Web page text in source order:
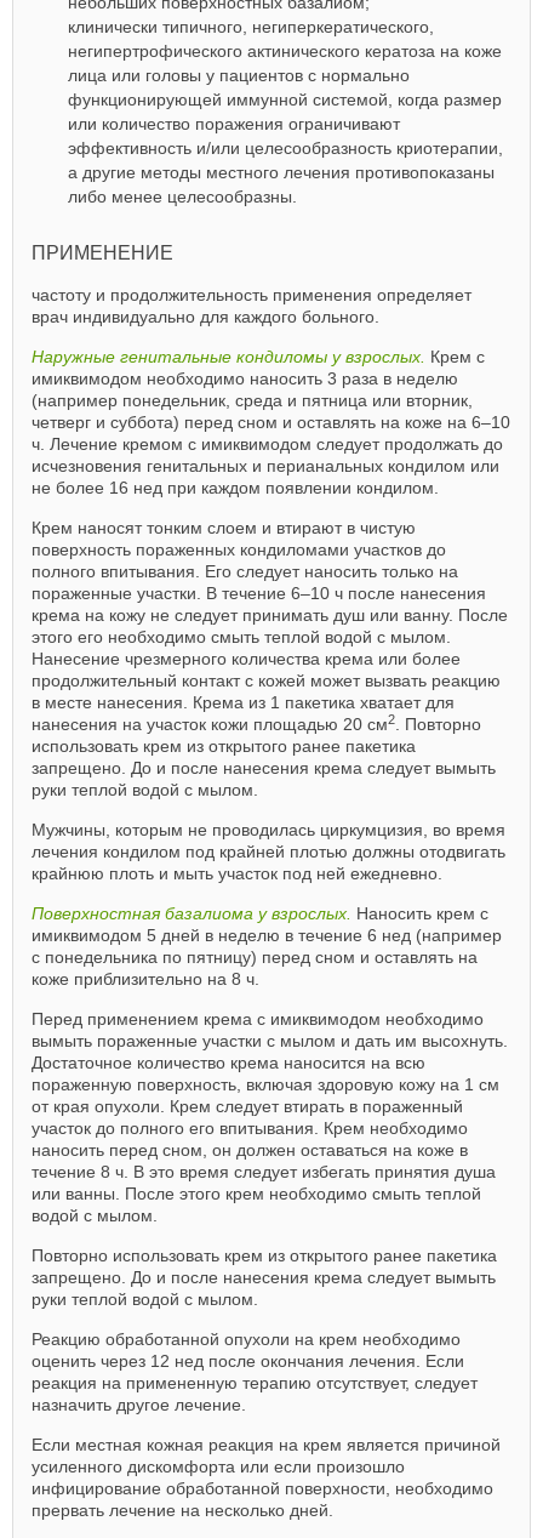
клинически типичного, негиперкератического,
негипертрофического актинического кератоза на коже
лица или головы у пациентов с нормально
функционирующей иммунной системой, когда размер
или количество поражения ограничивают
эффективность и/или целесообразность криотерапии,
а другие методы местного лечения противопоказаны
либо менее целесообразны.
ПРИМЕНЕНИЕ
частоту и продолжительность применения определяет
врач индивидуально для каждого больного.
Наружные генитальные кондиломы у взрослых. Крем с
имиквимодом необходимо наносить 3 раза в неделю
(например понедельник, среда и пятница или вторник,
четверг и суббота) перед сном и оставлять на коже на 6–10
ч. Лечение кремом с имиквимодом следует продолжать до
исчезновения генитальных и перианальных кондилом или
не более 16 нед при каждом появлении кондилом.
Крем наносят тонким слоем и втирают в чистую
поверхность пораженных кондиломами участков до
полного впитывания. Его следует наносить только на
пораженные участки. В течение 6–10 ч после нанесения
крема на кожу не следует принимать душ или ванну. После
этого его необходимо смыть теплой водой с мылом.
Нанесение чрезмерного количества крема или более
продолжительный контакт с кожей может вызвать реакцию
в месте нанесения. Крема из 1 пакетика хватает для
нанесения на участок кожи площадью 20 см2
. Повторно
использовать крем из открытого ранее пакетика
запрещено. До и после нанесения крема следует вымыть
руки теплой водой с мылом.
Мужчины, которым не проводилась циркумцизия, во время
лечения кондилом под крайней плотью должны отодвигать
крайнюю плоть и мыть участок под ней ежедневно.
Поверхностная базалиома у взрослых. Наносить крем с
имиквимодом 5 дней в неделю в течение 6 нед (например
с понедельника по пятницу) перед сном и оставлять на
коже приблизительно на 8 ч.
Перед применением крема с имиквимодом необходимо
вымыть пораженные участки с мылом и дать им высохнуть.
Достаточное количество крема наносится на всю
пораженную поверхность, включая здоровую кожу на 1 см
от края опухоли. Крем следует втирать в пораженный
участок до полного его впитывания. Крем необходимо
наносить перед сном, он должен оставаться на коже в
течение 8 ч. В это время следует избегать принятия душа
или ванны. После этого крем необходимо смыть теплой
водой с мылом.
Повторно использовать крем из открытого ранее пакетика
запрещено. До и после нанесения крема следует вымыть
руки теплой водой с мылом.
Реакцию обработанной опухоли на крем необходимо
оценить через 12 нед после окончания лечения. Если
реакция на примененную терапию отсутствует, следует
назначить другое лечение.
Если местная кожная реакция на крем является причиной
усиленного дискомфорта или если произошло
инфицирование обработанной поверхности, необходимо
прервать лечение на несколько дней.